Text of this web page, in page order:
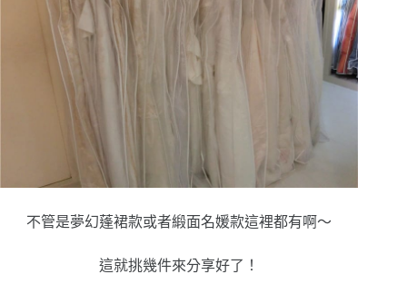
不管是夢幻蓬裙款或者緞面名媛款這裡都有啊～
這就挑幾件來分享好了！